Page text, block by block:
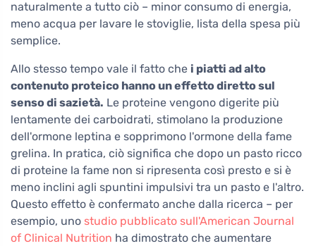
naturalmente a tutto ciò – minor consumo di energia,
meno acqua per lavare le stoviglie, lista della spesa più
semplice.
Allo stesso tempo vale il fatto che i piatti ad alto
contenuto proteico hanno un effetto diretto sul
senso di sazietà. Le proteine vengono digerite più
lentamente dei carboidrati, stimolano la produzione
dell'ormone leptina e sopprimono l'ormone della fame
grelina. In pratica, ciò significa che dopo un pasto ricco
di proteine la fame non si ripresenta così presto e si è
meno inclini agli spuntini impulsivi tra un pasto e l'altro.
Questo effetto è confermato anche dalla ricerca – per
esempio, uno studio pubblicato sull'American Journal
of Clinical Nutrition ha dimostrato che aumentare